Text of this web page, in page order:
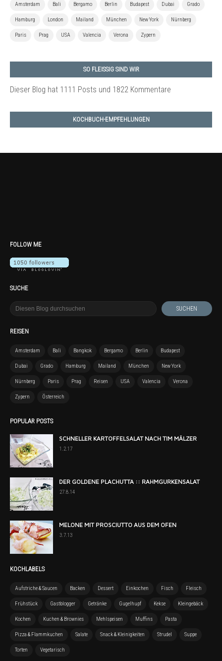
Amsterdam Bali Bergamo Berlin Budapest Dubai Grado
Hamburg London Mailand München New York Nürnberg
Paris Prag USA Valencia Verona Zypern
SO FLEISSIG SIND WIR
Dieser Blog hat 1111 Posts und 1822 Kommentare
KOCHBUCH-EMPFEHLUNGEN
FOLLOW ME
SUCHE
REISEN
Amsterdam Bali Bangkok Bergamo Berlin Budapest
Dubai Grado Hamburg Mailand München New York
Nürnberg Paris Prag Reisen USA Valencia Verona
Zypern Österreich
POPULAR POSTS
SCHNELLER KARTOFFELSALAT NACH TIM MÄLZER
1.2.17
DER GOLDENE PLACHUTTA :: RAHMGURKENSALAT
27.8.14
MELONE MIT PROSCIUTTO AUS DEM OFEN
3.7.13
KOCHLABELS
Aufstriche & Saucen Backen Dessert Einkochen Fisch Fleisch
Frühstück Gastblogger Getränke Gugelhupf Kekse Kleingebäck
Kochen Kuchen & Brownies Mehlspeisen Muffins Pasta
Pizza & Flammkuchen Salate Snack & Kleinigkeiten Strudel Suppe
Torten Vegetarisch